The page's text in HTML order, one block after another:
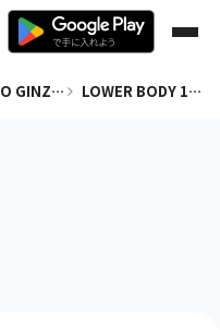
CALDO GINZA9 LOWER BODY 1 ★